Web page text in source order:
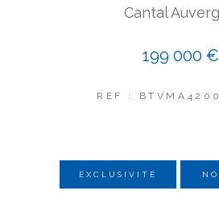
Cantal
199 000 €
REF :
EXCLUSIVITÉ